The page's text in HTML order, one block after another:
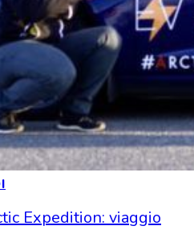
Expedition: viaggio